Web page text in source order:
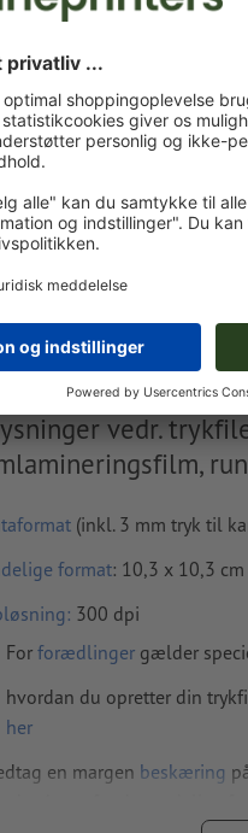
bestillingen.
Upload
ca.:
2. sep. - fre. d. 4. sep.
ca.482 g
vedr.
(inkl. 3 mm tryk til
format: 10,3 x 10,3 cm
300 dpi
For forædlinger gælder
hvordan du opretter din
her
en margen beskæring